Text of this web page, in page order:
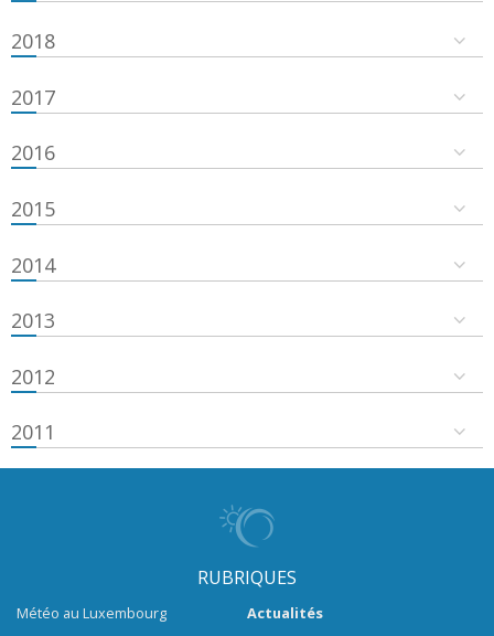
2018
2017
2016
2015
2014
2013
2012
2011
RUBRIQUES
Météo au Luxembourg
Actualités